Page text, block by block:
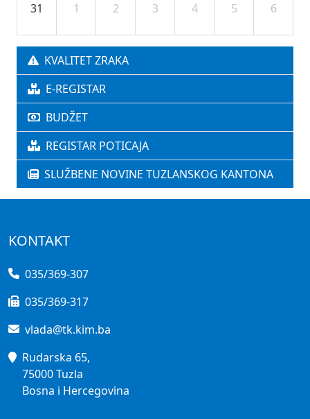
31 1 2 3 4 5 6
KVALITET ZRAKA
E-REGISTAR
BUDŽET
REGISTAR POTICAJA
SLUŽBENE NOVINE TUZLANSKOG KANTONA
KONTAKT
035/369-307
035/369-317
vlada@tk.kim.ba
Rudarska 65,
75000 Tuzla
Bosna i Hercegovina